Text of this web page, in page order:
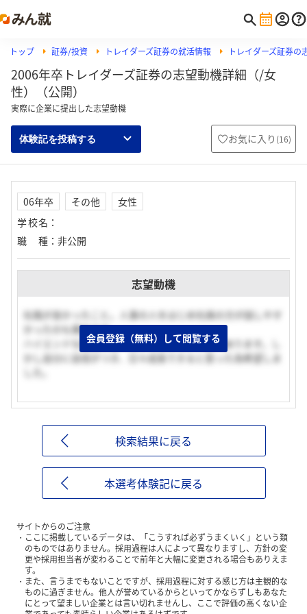
トップ 証券/投資 トレイダーズ証券の就活情報 トレイダーズ証券の
2006年卒トレイダーズ証券の志望動機詳細（/女
性）（公開）
実際に企業に提出した志望動機
体験記を投稿する お気に入り (16)
06年卒 その他
女性
学校名 ：
職種 ： 非公開
志望動機
社風が良かったこと。人事の人をはじめ社員の方が話しやす
かったのも理由です。
ハイエンドな商品を扱うということで、不安もあります。し
かし自分に自信がつき、日々成長できると思った為希望しま
会員登録（無料）して閲覧する
検索結果に戻る
本選考体験記に戻る
サイトからのご注意
ここに掲載しているデータは、「こうすれば必ずうまくいく」という類
のものではありません。採用過程は人によって異なりますし、方針の変
更や採用担当者が変わることで前年と大幅に変更される場合もありえま
す。
また、言うまでもないことですが、採用過程に対する感じ方は主観的な
ものに過ぎません。他人が誉めているからといってかならずしもあなた
にとって望ましい企業とは言い切れませんし、ここで評価の高くない企